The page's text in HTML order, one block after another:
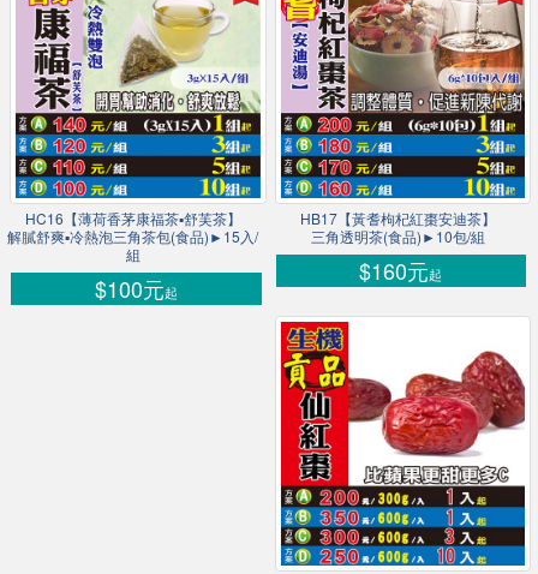
HC16【薄荷香茅康福茶▪舒芙茶】
解膩舒爽▪冷熱泡三角茶包(食品)►15入/
組
$100元起
HB17【黃耆枸杞紅棗安迪茶】
三角透明茶(食品)►10包/組
$160元起